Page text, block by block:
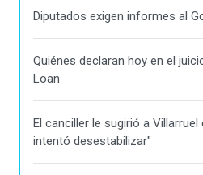
Diputados exigen informes al
Quiénes declaran hoy en el
Loan
El canciller le sugirió a Villarruel
intentó desestabilizar"